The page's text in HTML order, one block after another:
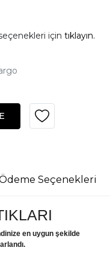
için tıklayın.
Seçenekleri
en uygun şekilde